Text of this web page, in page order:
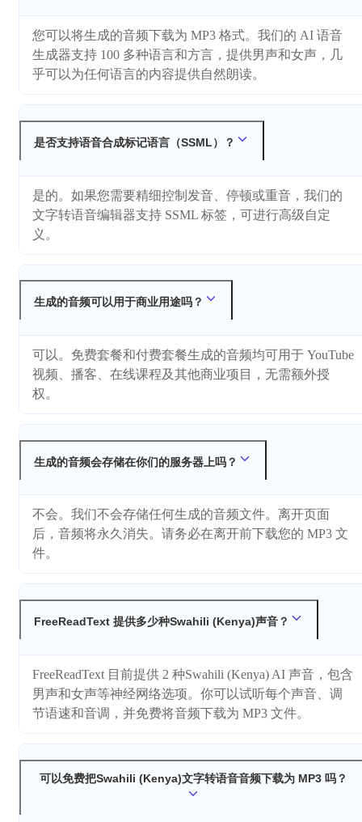
您可以将生成的音频下载为 MP3 格式。我们的 AI 语音
生成器支持 100 多种语言和方言，提供男声和女声，几
乎可以为任何语言的内容提供自然朗读。
是否支持语音合成标记语言（SSML）？
是的。如果您需要精细控制发音、停顿或重音，我们的
文字转语音编辑器支持 SSML 标签，可进行高级自定
义。
生成的音频可以用于商业用途吗？
可以。免费套餐和付费套餐生成的音频均可用于 YouTube
视频、播客、在线课程及其他商业项目，无需额外授
权。
生成的音频会存储在你们的服务器上吗？
不会。我们不会存储任何生成的音频文件。离开页面
后，音频将永久消失。请务必在离开前下载您的 MP3 文
件。
FreeReadText 提供多少种Swahili (Kenya)声音？
FreeReadText 目前提供 2 种Swahili (Kenya) AI 声音，包含
男声和女声等神经网络选项。你可以试听每个声音、调
节语速和音调，并免费将音频下载为 MP3 文件。
可以免费把Swahili (Kenya)文字转语音音频下载为 MP3 吗？